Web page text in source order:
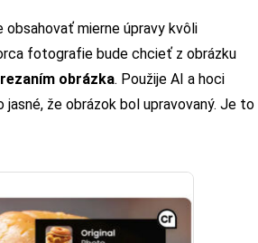
mierne úpravy kvôli
fotografie bude chcieť z obrázku
obrázka. Použije AI a hoci
že obrázok bol upravovaný. Je to